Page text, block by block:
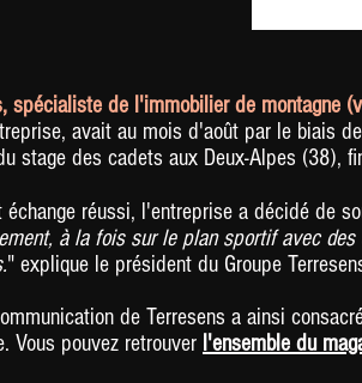
spécialiste de l'immobilier de montagne
avait au mois d'août par le biais
stage des cadets aux Deux-Alpes (38),
échange réussi, l'entreprise a décidé de
à la fois sur le plan sportif avec
" explique le président du Groupe
de Terresens a ainsi
Vous pouvez retrouver l'ensemble du